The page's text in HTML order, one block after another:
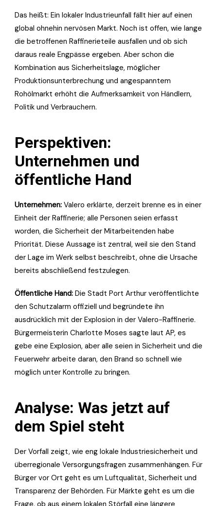
Das heißt: Ein lokaler Industrieunfall fällt hier auf einen
global ohnehin nervösen Markt. Noch ist offen, wie lange
die betroffenen Raffinerieteile ausfallen und ob sich
daraus reale Engpässe ergeben. Aber schon die
Kombination aus Sicherheitslage, möglicher
Produktionsunterbrechung und angespanntem
Rohölmarkt erhöht die Aufmerksamkeit von Händlern,
Politik und Verbrauchern.
Perspektiven:
Unternehmen und
öffentliche Hand
Unternehmen: Valero erklärte, derzeit brenne es in einer
Einheit der Raffinerie; alle Personen seien erfasst
worden, die Sicherheit der Mitarbeitenden habe
Priorität. Diese Aussage ist zentral, weil sie den Stand
der Lage im Werk selbst beschreibt, ohne die Ursache
bereits abschließend festzulegen.
Öffentliche Hand: Die Stadt Port Arthur veröffentlichte
den Schutzalarm offiziell und begründete ihn
ausdrücklich mit der Explosion in der Valero-Raffinerie.
Bürgermeisterin Charlotte Moses sagte laut AP, es
gebe eine Explosion, aber alle seien in Sicherheit und die
Feuerwehr arbeite daran, den Brand so schnell wie
möglich unter Kontrolle zu bringen.
Analyse: Was jetzt auf
dem Spiel steht
Der Vorfall zeigt, wie eng lokale Industriesicherheit und
überregionale Versorgungsfragen zusammenhängen. Für
Bürger vor Ort geht es um Luftqualität, Sicherheit und
Transparenz der Behörden. Für Märkte geht es um die